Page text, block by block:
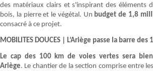
des matériaux clairs et s'inspirant des éléments
bois, la pierre et le végétal. Un budget de 1,8
consacré à ce projet.
MOBILITES DOUCES | L’Ariège passe la barre des
Le cap des 100 km de voies vertes sera
Ariège. Le chantier de la section comprise entre